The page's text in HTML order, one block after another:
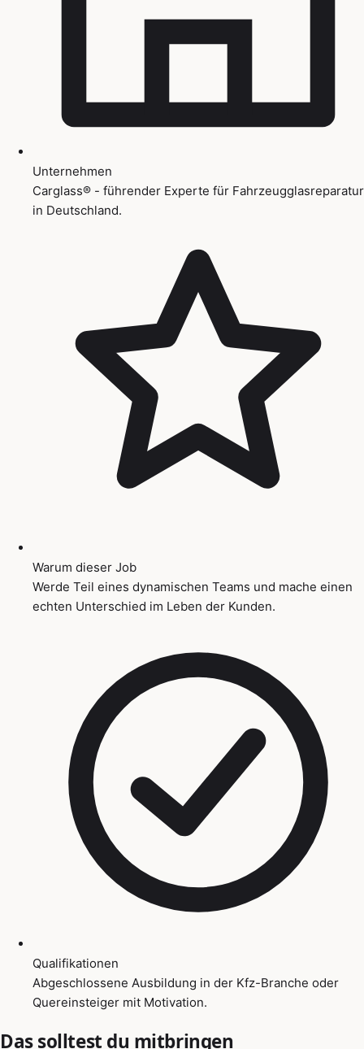
Unternehmen
Carglass® - führender Experte für Fahrzeugglasreparatur
in Deutschland.
Warum dieser Job
Werde Teil eines dynamischen Teams und mache einen
echten Unterschied im Leben der Kunden.
Qualifikationen
Abgeschlossene Ausbildung in der Kfz-Branche oder
Quereinsteiger mit Motivation.
Das solltest du mitbringen